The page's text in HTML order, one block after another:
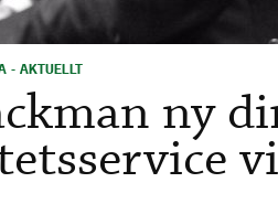
- AKTUELLT
ny